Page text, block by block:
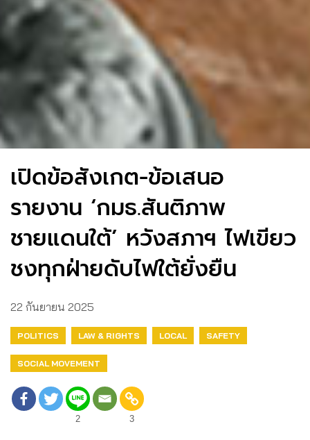
เปิดข้อสังเกต-ข้อเสนอ
รายงาน ‘กมธ.สันติภาพ
ชายแดนใต้’ หวังสภาฯ ไฟเขียว
ชงทุกฝ่ายดับไฟใต้ยั่งยืน
22 กันยายน 2025
POLITICS LAW & RIGHTS LOCAL SAFETY
SOCIAL MOVEMENT
2 3